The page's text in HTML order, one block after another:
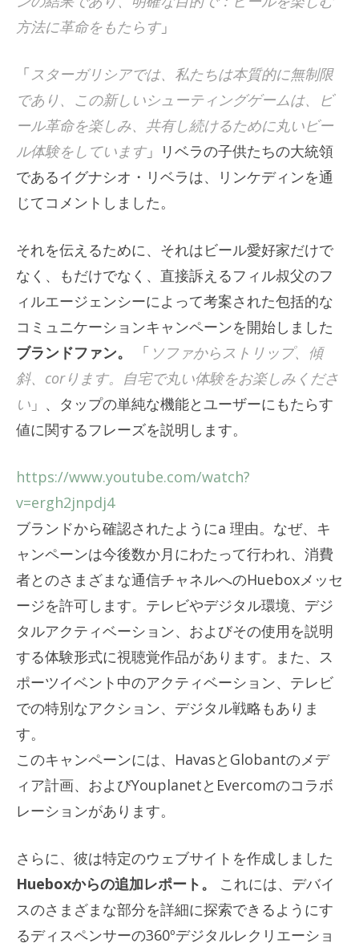
方法に革命をもたらす」
「 スターガリシアでは、私たちは本質的に無制限
であり、この新しいシューティングゲームは、ビ
ール革命を楽しみ、共有し続けるために丸いビー
ル体験をしています」リベラの子供たちの大統領
であるイグナシオ・リベラは、リンケディンを通
じてコメントしました。
それを伝えるために、それはビール愛好家だけで
なく、もだけでなく、直接訴えるフィル叔父のフ
ィルエージェンシーによって考案された包括的な
コミュニケーションキャンペーンを開始しました
ブランドファン。
「 ソファからストリップ、傾
斜、corります。自宅で丸い体験をお楽しみくださ
い 」、タップの単純な機能とユーザーにもたらす
値に関するフレーズを説明します。
https://www.youtube.com/watch?
v=ergh2jnpdj4
ブランドから確認されたようにa 理由。 なぜ、キ
ャンペーンは今後数か月にわたって行われ、消費
者とのさまざまな通信チャネルへのHueboxメッセ
ージを許可します。テレビやデジタル環境、デジ
タルアクティベーション、およびその使用を説明
する体験形式に視聴覚作品があります。また、ス
ポーツイベント中のアクティベーション、テレビ
での特別なアクション、デジタル戦略もあ​​りま
す。
このキャンペーンには、HavasとGlobantのメデ
ィア計画、およびYouplanetとEvercomのコラボ
レーションがあります。
さらに、彼は特定のウェブサイトを作成しました
Hueboxからの追加レポート。 これには、デバイ
スのさまざまな部分を詳細に探索できるようにす
るディスペンサーの360ºデジタルレクリエーショ